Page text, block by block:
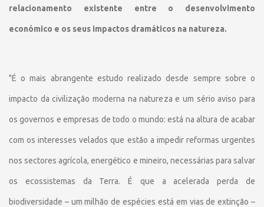
relacionamento existente entre o desenvolvimento
económico e os seus impactos dramáticos na natureza.
"É o mais abrangente estudo realizado desde sempre sobre o
impacto da civilização moderna na natureza e um sério aviso para
os governos e empresas de todo o mundo: está na altura de acabar
com os interesses velados que estão a impedir reformas urgentes
nos sectores agrícola, energético e mineiro, necessárias para salvar
os ecossistemas da Terra. É que a acelerada perda de
biodiversidade – um milhão de espécies está em vias de extinção –